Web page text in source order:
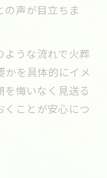
の声が目立ちま
ような流れで火葬
かを具体的にイメ
悔いなく見送る
くことが安心につ